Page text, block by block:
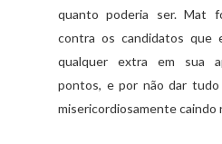
quanto poderia ser. Mat
contra os candidatos que
qualquer extra em sua
pontos, e por não dar tudo
misericordiosamente caindo